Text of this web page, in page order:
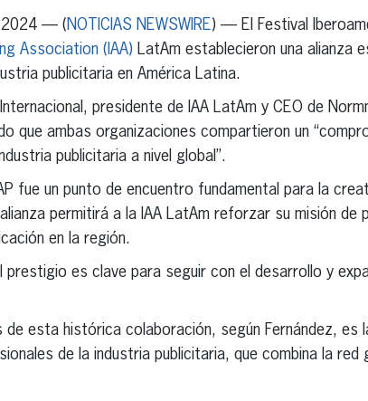
2024 — (NOTICIAS NEWSWIRE) — El Festival
Association (IAA) LatAm establecieron una alianza
publicitaria en América Latina.
presidente de IAA LatAm y CEO de
que ambas organizaciones compartieron un
publicitaria a nivel global”.
fue un punto de encuentro fundamental para la
permitirá a la IAA LatAm reforzar su misión de
en la región.
es clave para seguir con el desarrollo y
de esta histórica colaboración, según Fernández, es
de la industria publicitaria, que combina la red